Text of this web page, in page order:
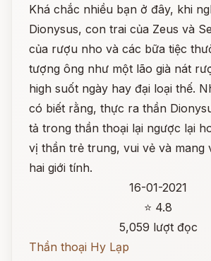
Khá chắc nhiều bạn ở đây, khi
Dionysus, con trai của Zeus và
của rượu nho và các bữa tiệc
tượng ông như một lão già nát
high suốt ngày hay đại loại thế.
có biết rằng, thực ra thần
tả trong thần thoại lại ngược lại
vị thần trẻ trung, vui vẻ và mang
hai giới tính.
16-01-2021
⭐ 4.8
5,059 lượt đọc
Thần thoại Hy Lạp